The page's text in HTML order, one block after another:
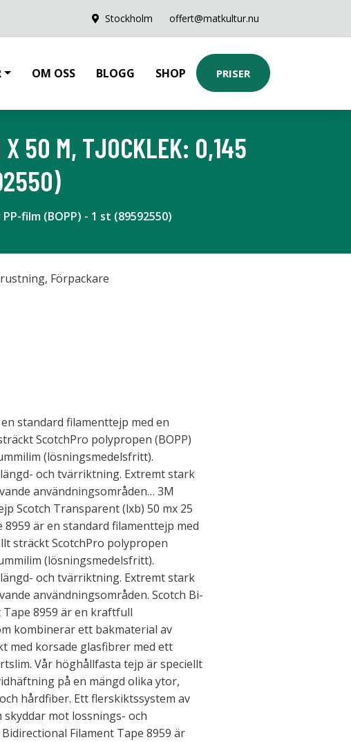
Stockholm offert@matkultur.nu
OM OSS BLOGG SHOP PRISER
X 50 M, TJOCKLEK: 0,145
film (BOPP) - 1 st (89592550)
, Förpackare
standard filamenttejp med en
ScotchPro polypropen (BOPP)
(lösningsmedelsfritt).
och tvärriktning. Extremt stark
användningsområden… 3M
Scotch Transparent (lxb) 50 mx 25
8959 är en standard filamenttejp med
sträckt ScotchPro polypropen
(lösningsmedelsfritt).
och tvärriktning. Extremt stark
användningsområden. Scotch Bi-
8959 är en kraftfull
kombinerar ett bakmaterial av
med korsade glasfibrer med ett
Vår höghållfasta tejp är speciellt
på en mängd olika ytor,
hårdfiber. Ett flerskiktssystem av
mot lossnings- och
Filament Tape 8959 är